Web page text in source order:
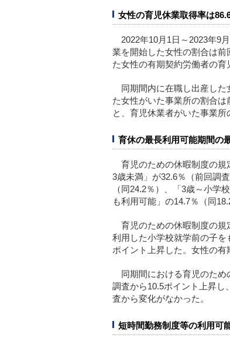
女性の育児休業取得率は
2022年10月1日～2023年9
業を開始した女性の割合は
た女性の有期契約労働者の育
同期間内に在職し出産し
た女性がいた事業所の割合
と、育児休業者がいた事業所
育休の最長利用可能期間の
育児のための休暇制度の規
3歳未満」が32.6％（前回調
（同24.2％）、「3歳～小学
も利用可能」の14.7％（同
育児のための休暇制度の規
利用した小学校就学前の子
ポイント上昇した。女性の有
同期間における育児のた
調査から10.5ポイント上昇し
査から変化がなかった。
短時間勤務制度等の利用可